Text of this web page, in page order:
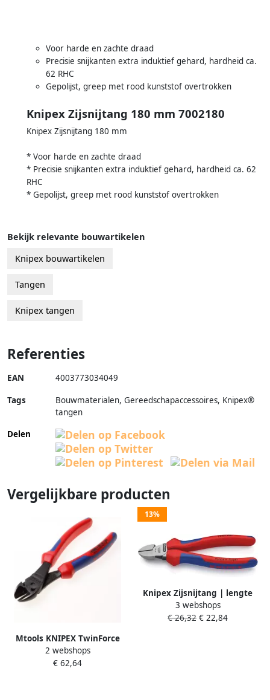
Voor harde en zachte draad
Precisie snijkanten extra induktief gehard, hardheid ca.
62 RHC
Gepolijst, greep met rood kunststof overtrokken
Knipex Zijsnijtang 180 mm 7002180
Knipex Zijsnijtang 180 mm
* Voor harde en zachte draad
* Precisie snijkanten extra induktief gehard, hardheid ca. 62
RHC
* Gepolijst, greep met rood kunststof overtrokken
Bekijk relevante bouwartikelen
Knipex bouwartikelen
Tangen
Knipex tangen
Referenties
EAN 4003773034049
Tags
Bouwmaterialen, Gereedschapaccessoires, Knipex®
tangen
Delen
Vergelijkbare producten
Mtools KNIPEX TwinForce
Hoogwaardige zijsnijtangen
|
2 webshops
€ 62,64
13%
Knipex Zijsnijtang | lengte
160 mm | hoofd gepolijst |
meercomponenten mantels
3 webshops
€ 26,32 € 22,84